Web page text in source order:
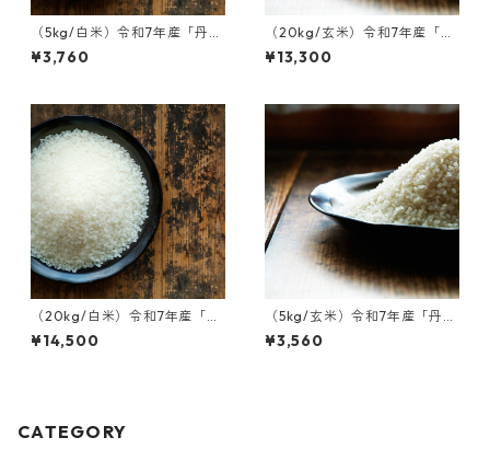
（5kg/白米）令和7年産「丹波
篠山後川産 コシヒカリ」
¥3,760
（20kg/玄米）令和7年産「丹
波篠山後川産 コシヒカリ」
¥13,300
（20kg/白米）令和7年産「丹
波篠山後川産 コシヒカリ」
¥14,500
（5kg/玄米）令和7年産「丹波
篠山後川産 コシヒカリ」
¥3,560
CATEGORY